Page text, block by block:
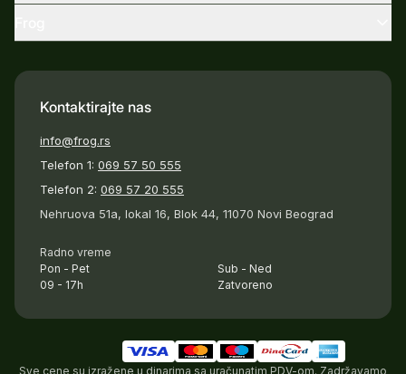
Kontaktirajte nas
info@frog.rs
Telefon 1: 069 57 50 555
Telefon 2: 069 57 20 555
Nehruova 51a, lokal 16, Blok 44, 11070 Novi Beograd
Radno vreme
Pon - Pet
09 - 17h
Sub - Ned
Zatvoreno
Sve cene su izražene u dinarima sa uračunatim PDV-om. Zadržavamo